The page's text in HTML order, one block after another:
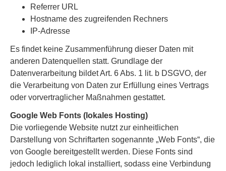
Referrer URL
Hostname des zugreifenden Rechners
IP-Adresse
Es findet keine Zusammenführung dieser Daten mit
anderen Datenquellen statt. Grundlage der
Datenverarbeitung bildet Art. 6 Abs. 1 lit. b DSGVO, der
die Verarbeitung von Daten zur Erfüllung eines Vertrags
oder vorvertraglicher Maßnahmen gestattet.
Google Web Fonts (lokales Hosting)
Die vorliegende Website nutzt zur einheitlichen
Darstellung von Schriftarten sogenannte „Web Fonts“, die
von Google bereitgestellt werden. Diese Fonts sind
jedoch lediglich lokal installiert, sodass eine Verbindung